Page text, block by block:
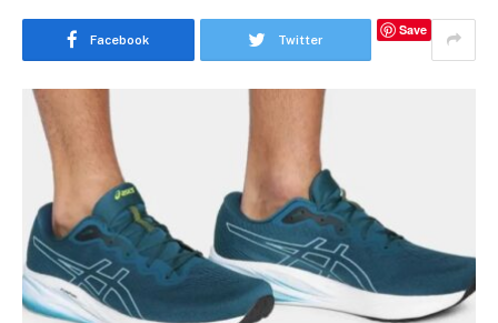
Facebook Twitter
Save